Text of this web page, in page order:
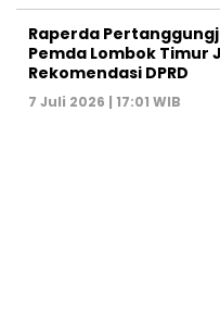
Raperda
Pemda Lombok Timur
Rekomendasi DPRD
7 Juli 2026 | 17:01 WIB